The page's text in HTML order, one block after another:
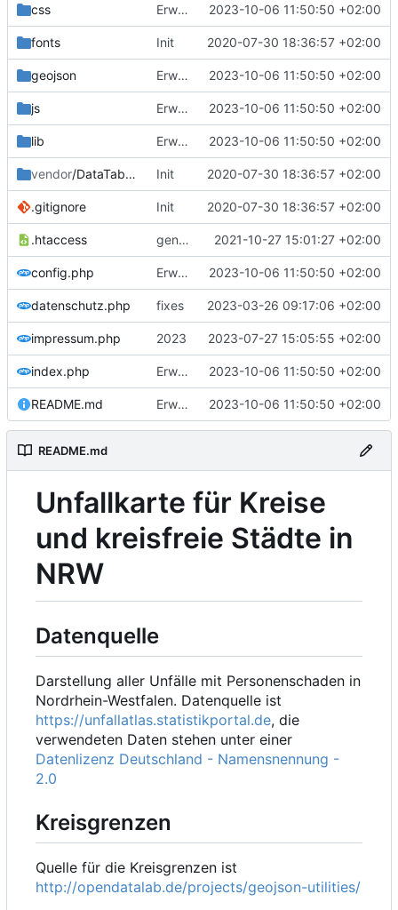
css Erweiterung der Kreise 2023-10-06 11:50:50 +02:00
fonts Init 2020-07-30 18:36:57 +02:00
geojson Erweiterung der Kreise 2023-10-06 11:50:50 +02:00
js Erweiterung der Kreise 2023-10-06 11:50:50 +02:00
lib Erweiterung der Kreise 2023-10-06 11:50:50 +02:00
vendor/DataTables Init 2020-07-30 18:36:57 +02:00
.gitignore Init 2020-07-30 18:36:57 +02:00
.htaccess generic start 2021-10-27 15:01:27 +02:00
config.php Erweiterung der Kreise 2023-10-06 11:50:50 +02:00
datenschutz.php fixes 2023-03-26 09:17:06 +02:00
impressum.php 2023 2023-07-27 15:05:55 +02:00
index.php Erweiterung der Kreise 2023-10-06 11:50:50 +02:00
README.md Erweiterung der Kreise 2023-10-06 11:50:50 +02:00
README.md
Unfallkarte für Kreise
und kreisfreie Städte in
NRW
Datenquelle
Darstellung aller Unfälle mit Personenschaden in
Nordrhein-Westfalen. Datenquelle ist
https://unfallatlas.statistikportal.de, die
verwendeten Daten stehen unter einer
Datenlizenz Deutschland - Namensnennung -
2.0
Kreisgrenzen
Quelle für die Kreisgrenzen ist
http://opendatalab.de/projects/geojson-utilities/